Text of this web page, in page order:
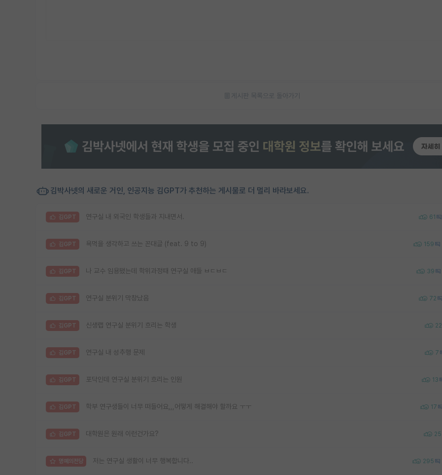
게시판 목록으로 돌아가기
김박사넷의 새로운 거인, 인공지능 김GPT가 추천하는 게시물로 더 멀리 바라보세요.
김GPT 연구실 내 외국인 학생들과 지내면서. 61
김GPT 욕먹을 생각하고 쓰는 꼰대글 (feat. 9 to 9) 159
김GPT 나 교수 임용됐는데 학위과정때 연구실 애들 ㅂㄷㅂㄷ 39
김GPT 연구실 분위기 막창났음 72
김GPT 신생랩 연구실 분위기 흐리는 학생 22
김GPT 연구실 내 성추행 문제 7
김GPT 포닥인데 연구실 분위기 흐리는 인원 13
김GPT 학부 연구생들이 너무 떠들어요,,,어떻게 해결해야 할까요 ㅜㅜ 17
김GPT 대학원은 원래 이런건가요? 25
명예의전당 저는 연구실 생활이 너무 행복합니다.. 295